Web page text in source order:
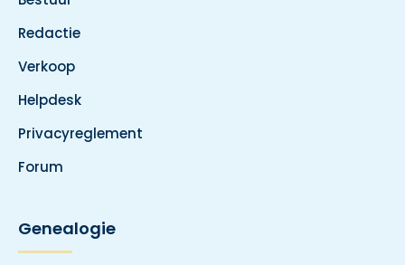
Redactie
Verkoop
Helpdesk
Privacyreglement
Forum
Genealogie